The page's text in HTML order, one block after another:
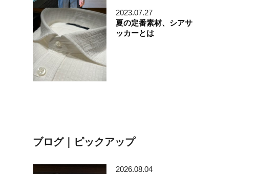
2023.07.27
夏の定番素材、シアサ
ッカーとは
ブログ｜ピックアップ
2026.08.04